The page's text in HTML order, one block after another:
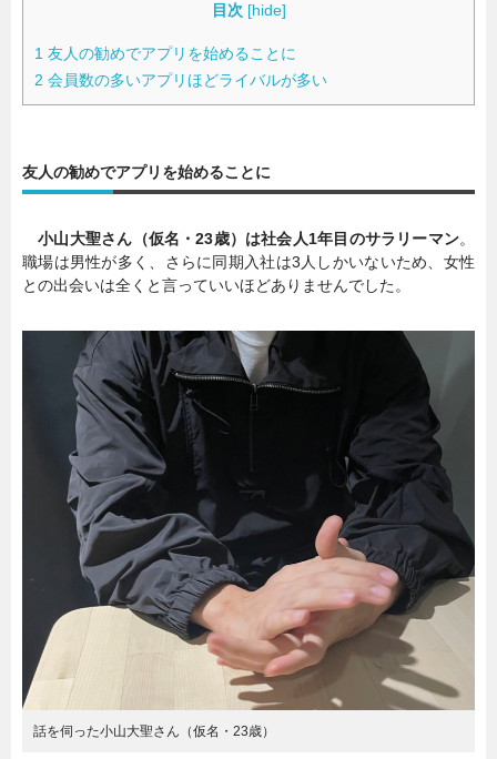
目次 [hide]
1 友人の勧めでアプリを始めることに
2 会員数の多いアプリほどライバルが多い
友人の勧めでアプリを始めることに
小山大聖さん（仮名・23歳）は社会人1年目のサラリーマン。
職場は男性が多く、さらに同期入社は3人しかいないため、女性
との出会いは全くと言っていいほどありませんでした。
話を伺った小山大聖さん（仮名・23歳）